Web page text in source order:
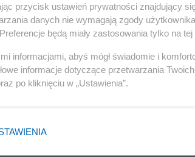
Pruszyńskiego, który zwrócił
sporów i wątpliwości
ustawy MF widocznie
dla fiskusa" – stwierdził.
przedsiębiorców, ale także przez
przycisk ustawień prywatności znajdujący
danych nie wymagają zgody
będą miały zastosowania tylko na tej
informacjami, abyś mógł świadomie i
informacje dotyczące przetwarzania
po kliknięciu w „Ustawienia”.